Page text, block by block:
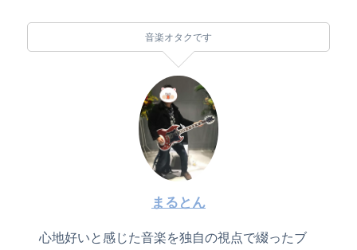
音楽オタクです
まるとん
心地好いと感じた音楽を独自の視点で綴ったブ